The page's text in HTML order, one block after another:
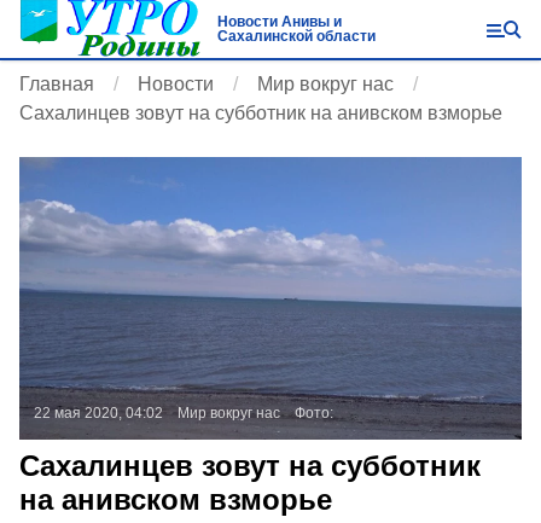
Новости Анивы и
Сахалинской области
Главная Новости
Мир вокруг нас
Сахалинцев зовут на субботник на анивском взморье
22 мая 2020, 04:02 Мир вокруг нас Фото:
Сахалинцев зовут на субботник
на анивском взморье